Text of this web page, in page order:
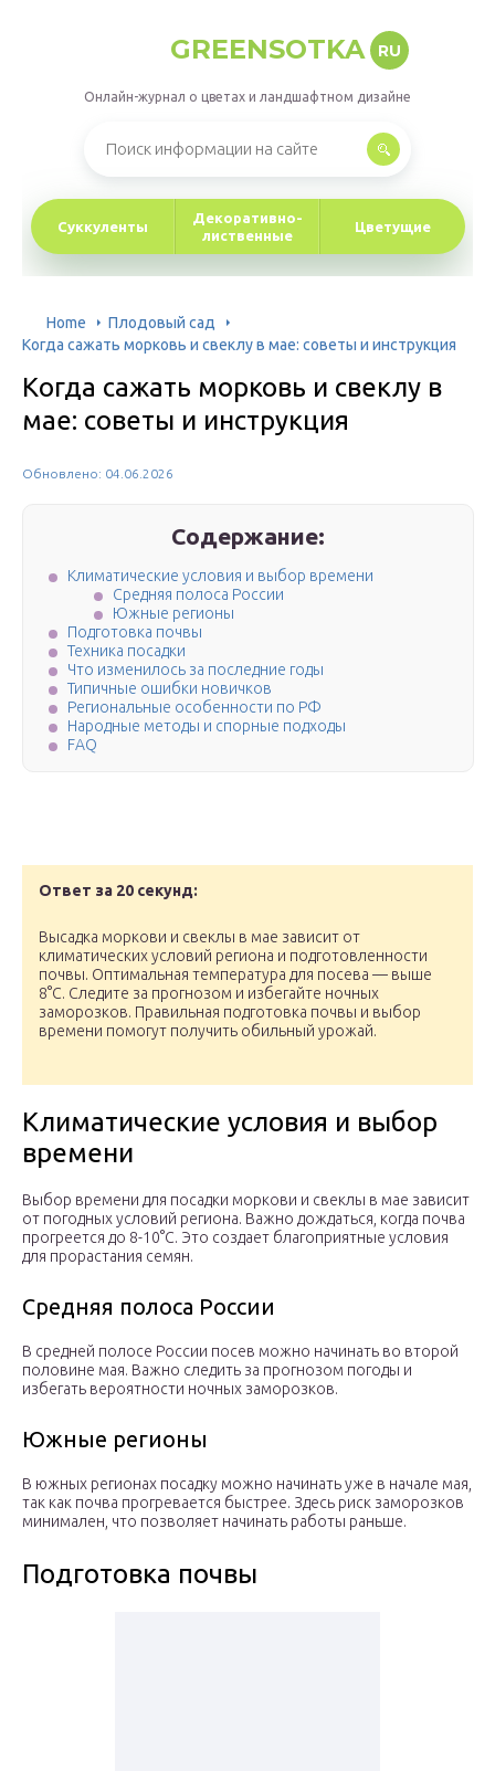
GREENSOTKA RU
Онлайн-журнал о цветах и ландшафтном дизайне
Суккуленты
Декоративно-
лиственные
Цветущие
Home
Плодовый сад
Когда сажать морковь и свеклу в мае: советы и инструкция
Когда сажать морковь и свеклу в
мае: советы и инструкция
Обновлено: 04.06.2026
Содержание:
Климатические условия и выбор времени
Средняя полоса России
Южные регионы
Подготовка почвы
Техника посадки
Что изменилось за последние годы
Типичные ошибки новичков
Региональные особенности по РФ
Народные методы и спорные подходы
FAQ
Ответ за 20 секунд:
Высадка моркови и свеклы в мае зависит от
климатических условий региона и подготовленности
почвы. Оптимальная температура для посева — выше
8°C. Следите за прогнозом и избегайте ночных
заморозков. Правильная подготовка почвы и выбор
времени помогут получить обильный урожай.
Климатические условия и выбор
времени
Выбор времени для посадки моркови и свеклы в мае зависит
от погодных условий региона. Важно дождаться, когда почва
прогреется до 8-10°C. Это создает благоприятные условия
для прорастания семян.
Средняя полоса России
В средней полосе России посев можно начинать во второй
половине мая. Важно следить за прогнозом погоды и
избегать вероятности ночных заморозков.
Южные регионы
В южных регионах посадку можно начинать уже в начале мая,
так как почва прогревается быстрее. Здесь риск заморозков
минимален, что позволяет начинать работы раньше.
Подготовка почвы